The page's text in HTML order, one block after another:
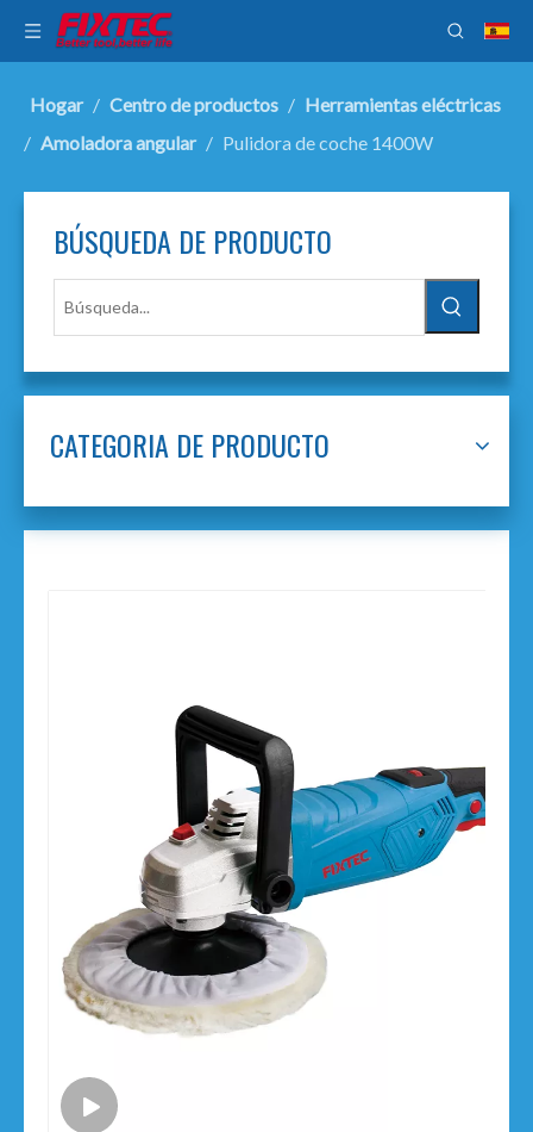
Hogar / Centro de productos / Herramientas eléctricas
/ Amoladora angular / Pulidora de coche 1400W
BÚSQUEDA DE PRODUCTO
CATEGORIA DE PRODUCTO